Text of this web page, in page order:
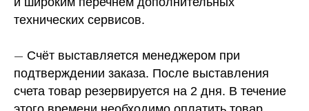
технических сервисов.
— Счёт выставляется менеджером при
подтверждении заказа. После выставления
счета товар резервируется на 2 дня. В течение